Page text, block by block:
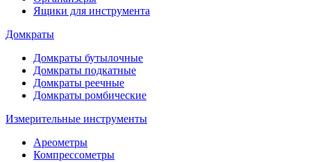
Ящики для инструмента
Домкраты
Домкраты бутылочные
Домкраты подкатные
Домкраты реечные
Домкраты ромбические
Измерительные инструменты
Ареометры
Компрессометры